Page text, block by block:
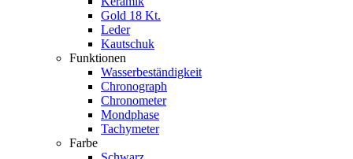
Gold 18 Kt.
Leder
Kautschuk
Funktionen
Wasserbeständigkeit
Chronograph
Chronometer
Mondphase
Tachymeter
Farbe